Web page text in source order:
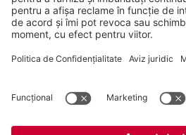
Tel:+ 40 314 27 27 57
E-Mail: sales.ro@vogelsang.info